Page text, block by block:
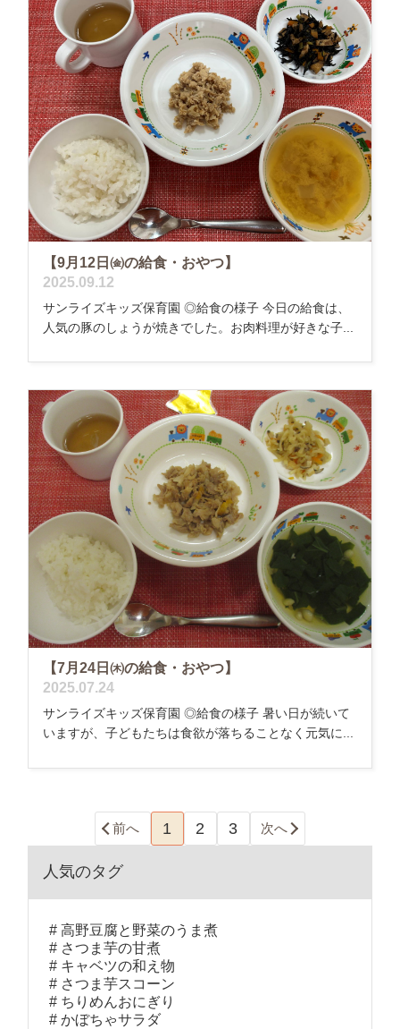
【9月12日㈮の給食・おやつ】
2025.09.12
サンライズキッズ保育園 ◎給食の様子 今日の給食は、
人気の豚のしょうが焼きでした。お肉料理が好きな子...
【7月24日㈭の給食・おやつ】
2025.07.24
サンライズキッズ保育園 ◎給食の様子 暑い日が続いて
いますが、子どもたちは食欲が落ちることなく元気に...
前へ 1 2 3 次へ
人気のタグ
高野豆腐と野菜のうま煮
さつま芋の甘煮
キャベツの和え物
さつま芋スコーン
ちりめんおにぎり
かぼちゃサラダ